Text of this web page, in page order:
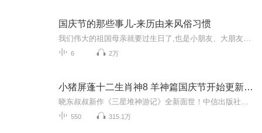
国庆节的那些事儿-来历由来风俗习惯
6 2万
小猪屏蓬十二生肖神8 羊神篇国庆节开始更新啦！
550 315.1万